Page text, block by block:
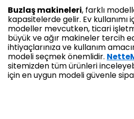
Buzlaş makineleri, farklı
kapasitelerde gelir. Ev
modeller mevcutken, ticari
büyük ve ağır makineler tercih
ihtiyaçlarınıza ve kullanım
modeli seçmek önemlidir.
sitemizden tüm ürünleri
için en uygun modeli güvenle